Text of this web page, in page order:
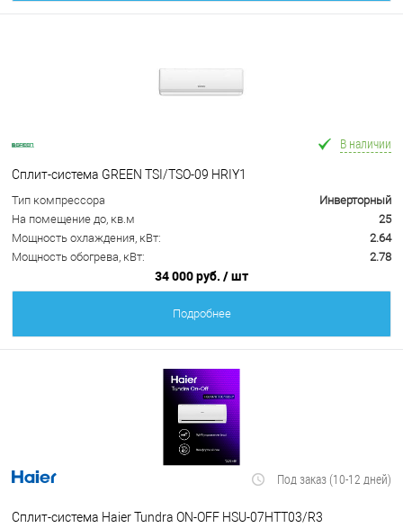
В наличии
Сплит-система GREEN TSI/TSO-09 HRIY1
Тип компрессора
Инверторный
На помещение до, кв.м
25
Мощность охлаждения, кВт:
2.64
Мощность обогрева, кВт:
2.78
34 000 руб. / шт
Подробнее
Под заказ (10-12 дней)
Сплит-система Haier Tundra ON-OFF HSU-07HTT03/R3